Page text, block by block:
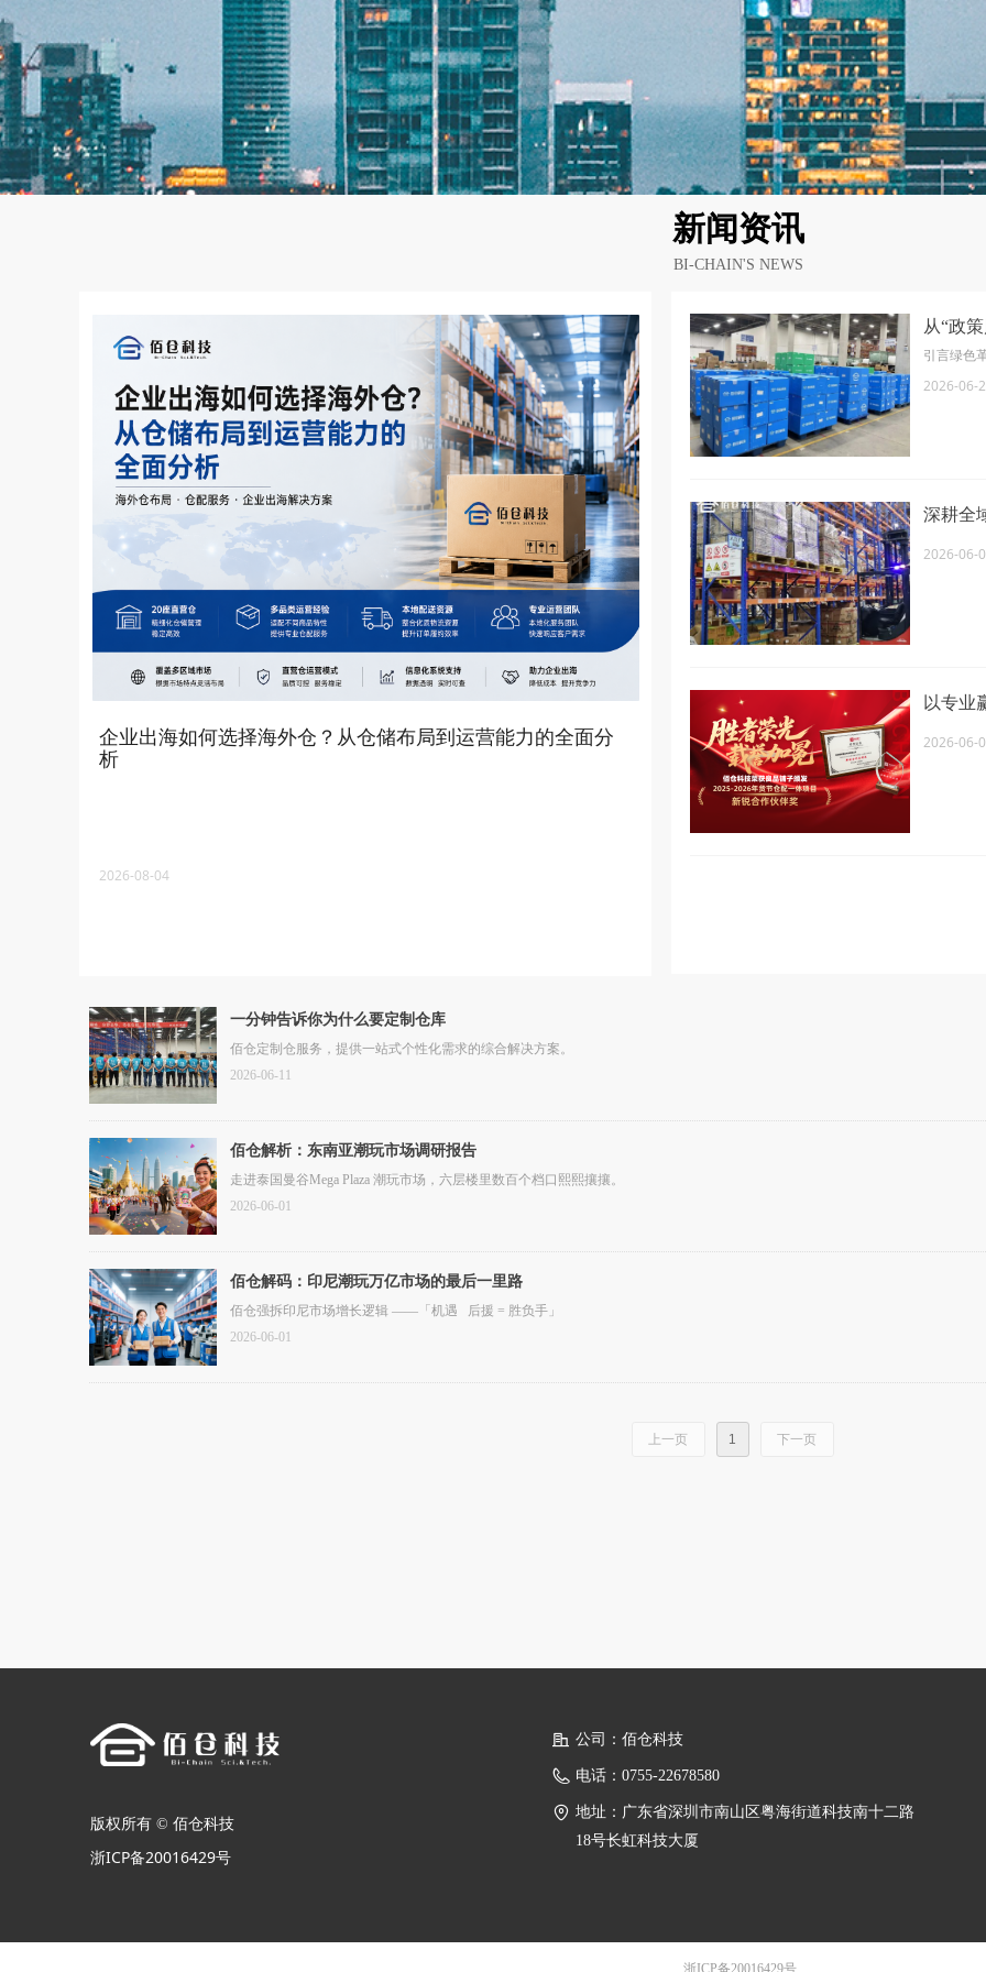
企业出海如何选择海外仓？从仓储布局到运营能力的全面分
析
2026-08-04
从“政
造绿色
引言绿色
2026-06-
深耕全
2026-06-
以专业
2026-06-
新闻资讯
BI-CHAIN'S NEWS
一分钟告诉你为什么要定制仓库
佰仓定制仓服务，提供一站式个性化需求的综合解决方案。
2026-06-11
佰仓解析：东南亚潮玩市场调研报告
走进泰国曼谷Mega Plaza 潮玩市场，六层楼里数百个档口熙熙攘攘。
2026-06-01
佰仓解码：印尼潮玩万亿市场的最后一里路
佰仓强拆印尼市场增长逻辑 ——「机遇 后援 = 胜负手」
2026-06-01
上一页 1 下一页
公司： 佰仓科技
电话： 0755-22678580
地址： 广东省深圳市南山区粤海街道科技南十二路
18号长虹科技大厦
浙ICP备20016429号
版权所有 © 佰仓科技
浙ICP备20016429号